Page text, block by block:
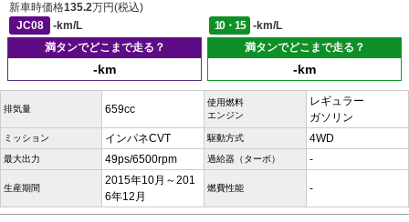
新車時価格135.2万円(税込)
JC08
-km/L 10・15
-km/L
満タンでどこまで走る？
-km
満タンでどこまで走る？
-km
排気量 659cc
使用燃料
エンジン
レギュラー
ガソリン
ミッション インパネCVT 駆動方式 4WD
最大出力 49ps/6500rpm 過給器（ターボ） -
生産期間
2015年10月～201
6年12月
燃費性能 -